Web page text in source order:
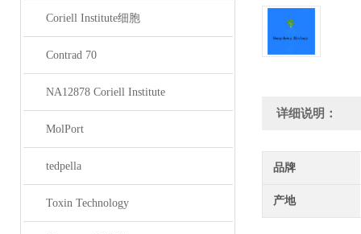
Coriell Institute细胞
Contrad 70
NA12878 Coriell Institute
MolPort
tedpella
Toxin Technology
详细说明：
品牌
产地